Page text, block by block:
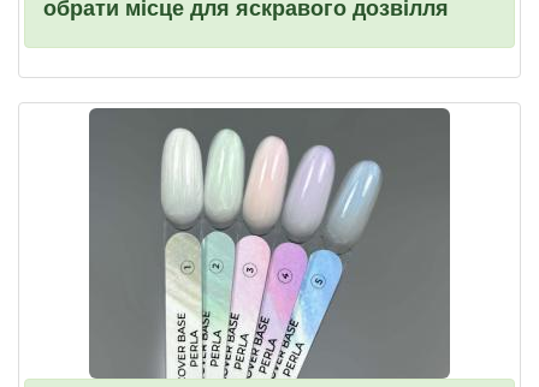
обрати місце для яскравого дозвілля